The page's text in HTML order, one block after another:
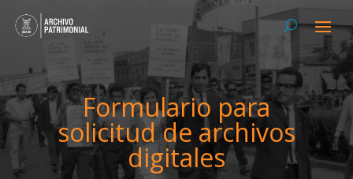
Formulario para
solicitud de archivos
digitales